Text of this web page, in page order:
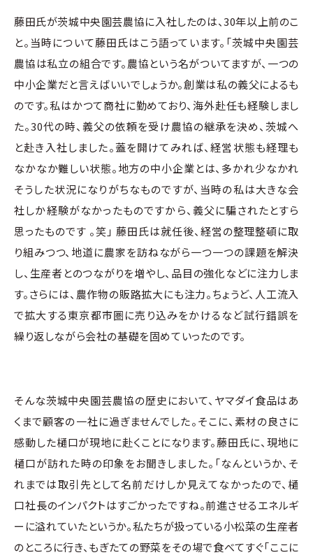
藤田氏が茨城中央園芸農協に入社したのは、30年以上前のこ
と。当時について藤田氏はこう語っています。「茨城中央園芸
農協は私立の組合です。農協という名がついてますが、一つの
中小企業だと言えばいいでしょうか。創業は私の義父によるも
のです。私はかつて商社に勤めており、海外赴任も経験しまし
た。30代の時、義父の依頼を受け農協の継承を決め、茨城へ
と赴き入社しました。蓋を開けてみれば、経営状態も経理も
なかなか難しい状態。地方の中小企業とは、多かれ少なかれ
そうした状況になりがちなものですが、当時の私は大きな会
社しか経験がなかったものですから、義父に騙されたとすら
思ったものです 。笑」 藤田氏は就任後、経営の整理整頓に取
り組みつつ、地道に農家を訪ねながら一つ一つの課題を解決
し、生産者とのつながりを増やし、品目の強化などに注力しま
す。さらには、農作物の販路拡大にも注力。ちょうど、人工流入
で拡大する東京都市圏に売り込みをかけるなど試行錯誤を
繰り返しながら会社の基礎を固めていったのです。
そんな茨城中央園芸農協の歴史において、ヤマダイ食品はあ
くまで顧客の一社に過ぎませんでした。そこに、素材の良さに
感動した樋口が現地に赴くことになります。藤田氏に、現地に
樋口が訪れた時の印象をお聞きしました。「なんというか、そ
れまでは取引先として名前だけしか見えてなかったので、樋
口社長のインパクトはすごかったですね。前進させるエネルギ
ーに溢れていたというか。私たちが扱っている小松菜の生産者
のところに行き、もぎたての野菜をその場で食べてすぐ「ここに